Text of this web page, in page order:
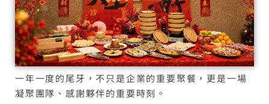
一年一度的尾牙，不只是企業的重要聚餐，更是一場
凝聚團隊、感謝夥伴的重要時刻。